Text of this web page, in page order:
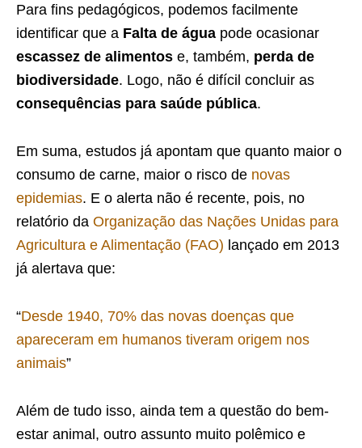
Para fins pedagógicos, podemos facilmente
identificar que a Falta de água pode ocasionar
escassez de alimentos e, também, perda de
biodiversidade. Logo, não é difícil concluir as
consequências para saúde pública.
Em suma, estudos já apontam que quanto maior o
consumo de carne, maior o risco de novas
epidemias. E o alerta não é recente, pois, no
relatório da Organização das Nações Unidas para
Agricultura e Alimentação (FAO) lançado em 2013
já alertava que:
“Desde 1940, 70% das novas doenças que
apareceram em humanos tiveram origem nos
animais”
Além de tudo isso, ainda tem a questão do bem-
estar animal, outro assunto muito polêmico e